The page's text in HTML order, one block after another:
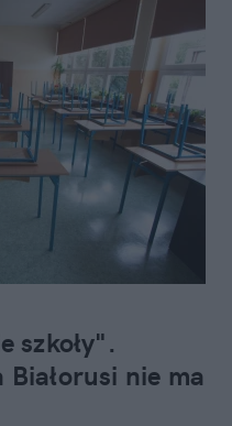
szkoły".
nie ma